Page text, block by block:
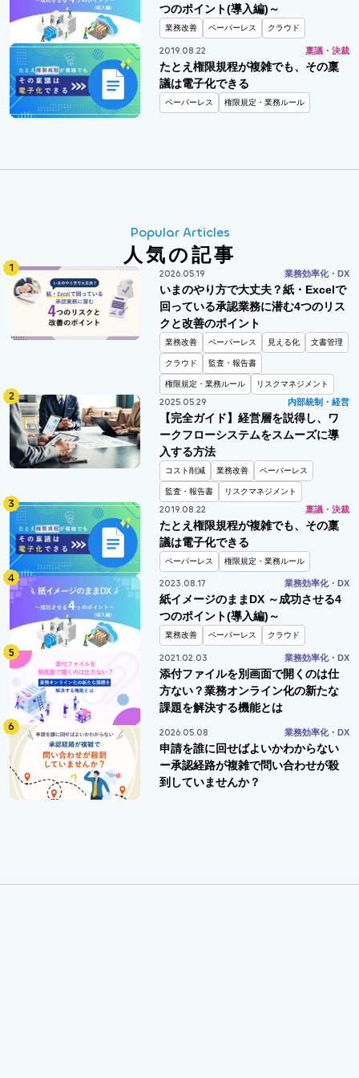
つのポイント(導入編)～
業務改善 ペーパーレス クラウド
2019.08.22 稟議・決裁
たとえ権限規程が複雑でも、その稟
議は電子化できる
ペーパーレス 権限規定・業務ルール
Popular Articles
人気の記事
2026.05.19 業務効率化・DX
いまのやり方で大丈夫？紙・Excelで
回っている承認業務に潜む4つのリス
クと改善のポイント
業務改善 ペーパーレス 見える化 文書管理
クラウド 監査・報告書
権限規定・業務ルール リスクマネジメント
2025.05.29 内部統制・経営
【完全ガイド】経営層を説得し、ワ
ークフローシステムをスムーズに導
入する方法
コスト削減 業務改善 ペーパーレス
監査・報告書 リスクマネジメント
2019.08.22 稟議・決裁
たとえ権限規程が複雑でも、その稟
議は電子化できる
ペーパーレス 権限規定・業務ルール
2023.08.17 業務効率化・DX
紙イメージのままDX ～成功させる4
つのポイント(導入編)～
業務改善 ペーパーレス クラウド
2021.02.03 業務効率化・DX
添付ファイルを別画面で開くのは仕
方ない？業務オンライン化の新たな
課題を解決する機能とは
2026.05.08 業務効率化・DX
申請を誰に回せばよいかわからない
ー承認経路が複雑で問い合わせが殺
到していませんか？